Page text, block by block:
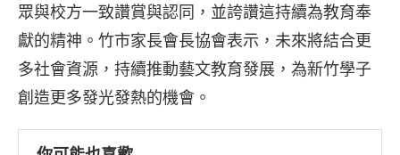
眾與校方一致讚賞與認同，並誇讚這持續為教育奉
獻的精神。竹市家長會長協會表示，未來將結合更
多社會資源，持續推動藝文教育發展，為新竹學子
創造更多發光發熱的機會。